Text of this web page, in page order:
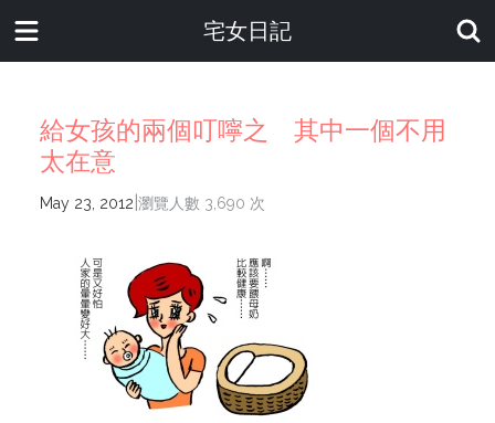
宅女日記
給女孩的兩個叮嚀之 其中一個不用
太在意
May 23, 2012 瀏覽人數 3,690 次